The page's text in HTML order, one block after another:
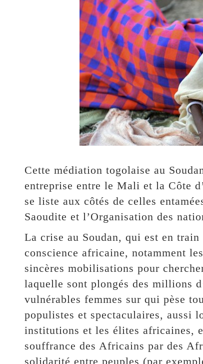
Cette médiation togolaise au
entreprise entre le Mali et la Côte
se liste aux côtés de celles
Saoudite et l’Organisation des
La crise au Soudan, qui est en
conscience africaine, notamment
sincères mobilisations pour
laquelle sont plongés des millions
vulnérables femmes sur qui pèse
populistes et spectaculaires, aussi
institutions et les élites africaines,
souffrance des Africains par des
solidarité entre peuples (par